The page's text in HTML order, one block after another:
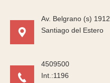
Av. Belgrano (s) 1912
Santiago del Estero
4509500
Int.:1196